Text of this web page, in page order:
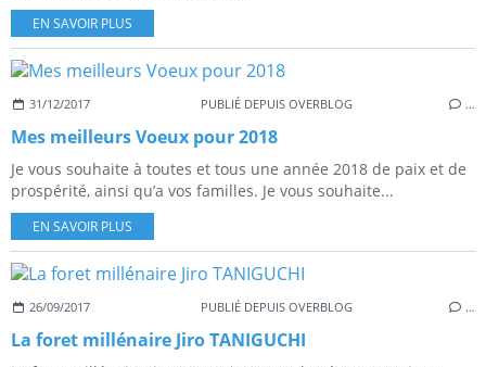
EN SAVOIR PLUS
31/12/2017 PUBLIÉ DEPUIS OVERBLOG …
Mes meilleurs Voeux pour 2018
Je vous souhaite à toutes et tous une année 2018 de paix et de
prospérité, ainsi qu’a vos familles. Je vous souhaite...
EN SAVOIR PLUS
26/09/2017 PUBLIÉ DEPUIS OVERBLOG …
La foret millénaire Jiro TANIGUCHI